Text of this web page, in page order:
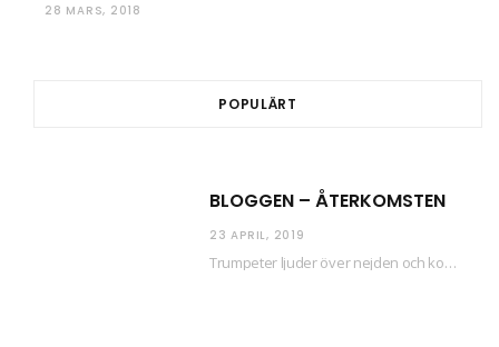
28 MARS, 2018
POPULÄRT
BLOGGEN – ÅTERKOMSTEN
23 APRIL, 2019
Trumpeter ljuder över nejden och konfetti regnar längsmed husfasaderna – FREDEN ÄR HÄR! Eller ahem.…